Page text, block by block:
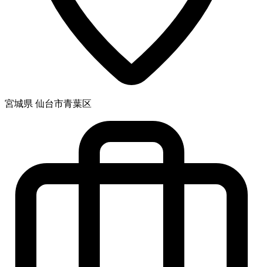
宮城県 仙台市青葉区